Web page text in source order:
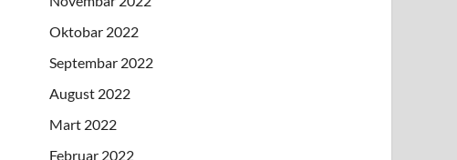
Oktobar 2022
Septembar 2022
August 2022
Mart 2022
Februar 2022